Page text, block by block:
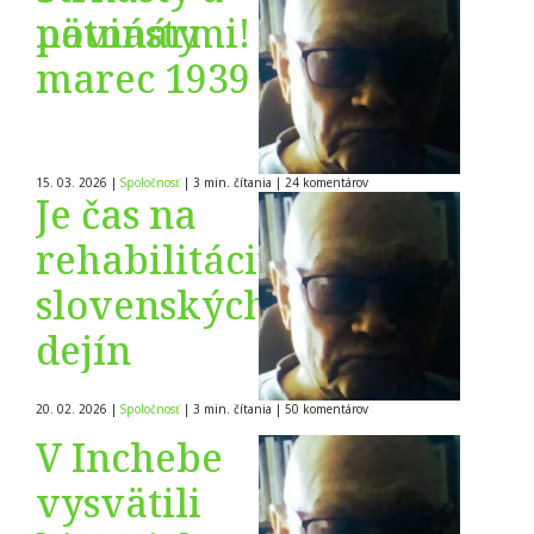
novinármi!
pätnásty
marec 1939
15. 03. 2026 | Spoločnosť | 3 min. čítania | 24 komentárov
Je čas na
rehabilitáciu
slovenských
dejín
20. 02. 2026 | Spoločnosť | 3 min. čítania | 50 komentárov
V Inchebe
vysvätili